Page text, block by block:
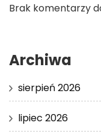
Brak komentarzy
Archiwa
sierpień 2026
lipiec 2026